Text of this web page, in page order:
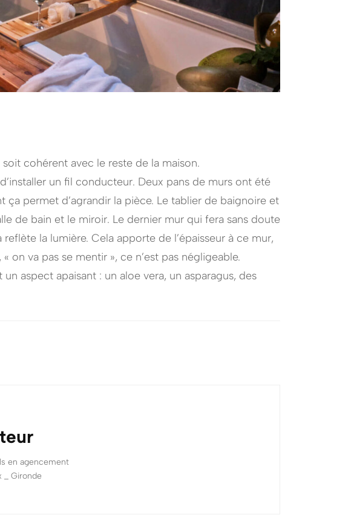
cohérent avec le reste de la maison.
un fil conducteur. Deux pans de murs ont été
permet d’agrandir la pièce. Le tablier de baignoire et
de bain et le miroir. Le dernier mur qui fera sans doute
la lumière. Cela apporte de l’épaisseur à ce mur,
va pas se mentir », ce n’est pas négligeable.
aspect apaisant : un aloe vera, un asparagus, des
en agencement
_ Gironde